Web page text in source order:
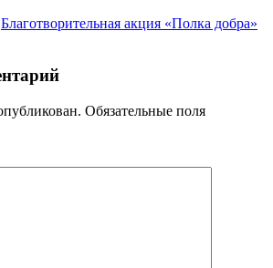
Благотворительная акция «Полка добра»
Обязательные поля